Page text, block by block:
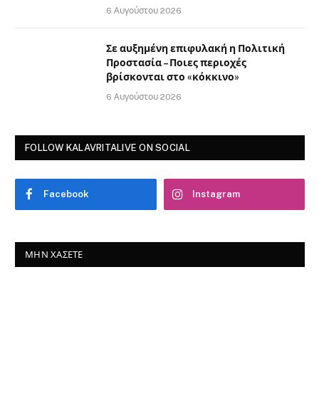
6 Αυγούστου 2026
Σε αυξημένη επιφυλακή η Πολιτική
Προστασία – Ποιες περιοχές
βρίσκονται στο «κόκκινο»
6 Αυγούστου 2026
FOLLOW KALAVRITALIVE ON SOCIAL
Facebook Instagram
ΜΗΝ ΧΆΣΕΤΕ